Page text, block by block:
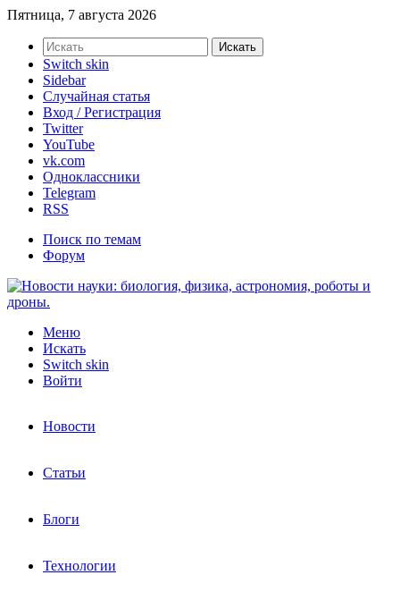
Пятница, 7 августа 2026
Искать
Switch skin
Sidebar
Случайная статья
Вход / Регистрация
Twitter
YouTube
vk.com
Одноклассники
Telegram
RSS
Поиск по темам
Форум
Меню
Искать
Switch skin
Войти
Новости
Статьи
Блоги
Технологии